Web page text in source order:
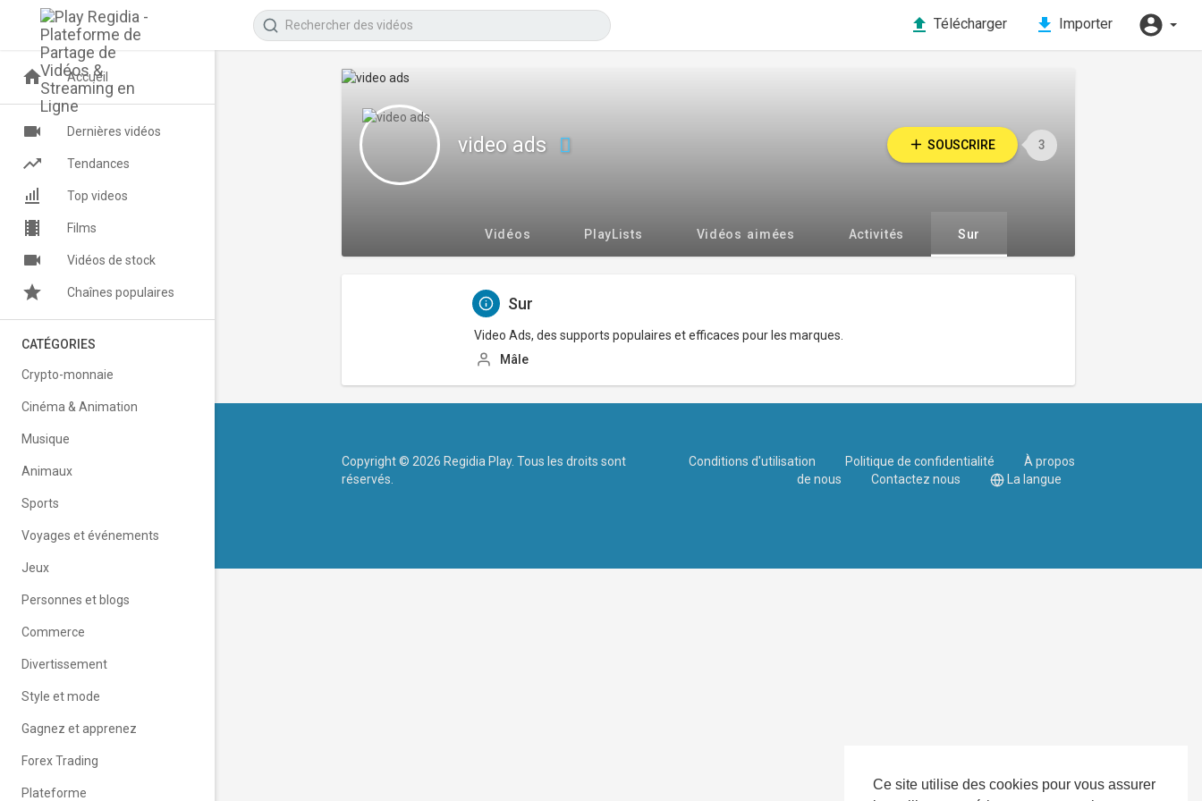
Ce site utilise des cookies pour vous assurer
Télécharger Importer
video ads SOUSCRIRE 3
Vidéos PlayLists Vidéos aimées Activités Sur
Sur
Video Ads, des supports populaires et efficaces pour les marques.
Mâle
Copyright © 2026 Regidia Play. Tous les droits sont
réservés.
Conditions d'utilisation Politique de confidentialité
À propos
de nous
Contactez nous La langue
Accueil
Dernières vidéos
Tendances
Top videos
Films
Vidéos de stock
Chaînes populaires
CATÉGORIES
Crypto-monnaie
Cinéma & Animation
Musique
Animaux
Sports
Voyages et événements
Jeux
Personnes et blogs
Commerce
Divertissement
Style et mode
Gagnez et apprenez
Forex Trading
Plateforme